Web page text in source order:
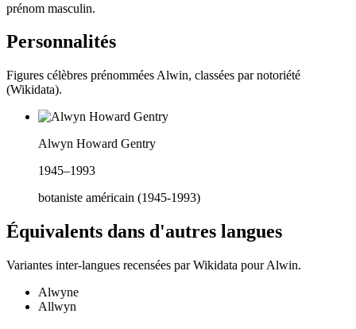
prénom masculin.
Personnalités
Figures célèbres prénommées Alwin, classées par notoriété
(Wikidata).
Alwyn Howard Gentry
1945–1993
botaniste américain (1945-1993)
Équivalents dans d'autres langues
Variantes inter-langues recensées par Wikidata pourAlwin.
Alwyne
Allwyn